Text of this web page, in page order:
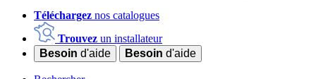
Téléchargez nos catalogues
Trouvez un installateur
Besoin d'aide Besoin d'aide